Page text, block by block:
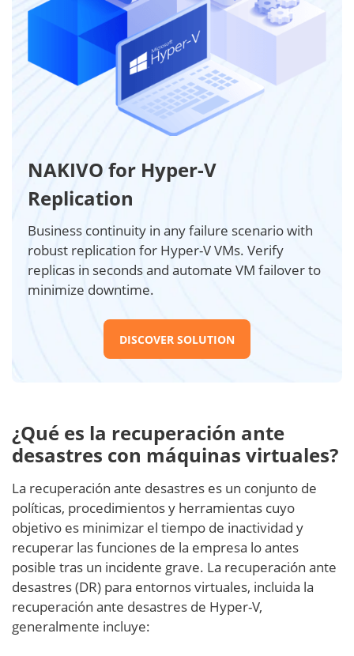
NAKIVO for Hyper-V
Replication
Business continuity in any failure scenario with
robust replication for Hyper-V VMs. Verify
replicas in seconds and automate VM failover to
minimize downtime.
DISCOVER SOLUTION
¿Qué es la recuperación ante
desastres con máquinas virtuales?
La recuperación ante desastres es un conjunto de
políticas, procedimientos y herramientas cuyo
objetivo es minimizar el tiempo de inactividad y
recuperar las funciones de la empresa lo antes
posible tras un incidente grave. La recuperación ante
desastres (DR) para entornos virtuales, incluida la
recuperación ante desastres de Hyper-V,
generalmente incluye: